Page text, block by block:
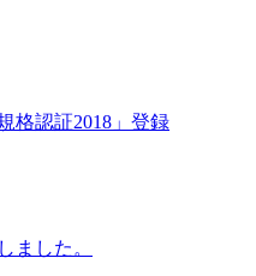
格認証2018」登録
ました。